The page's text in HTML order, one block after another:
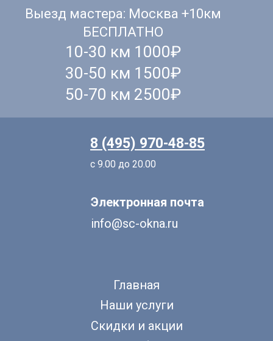
Выезд мастера: Москва +10км
БЕСПЛАТНО
10-30 км 1000₽
30-50 км 1500₽
50-70 км 2500₽
8 (495) 970-48-85
с 9.00 до 20.00
Электронная почта
info@sc-okna.ru
Главная
Наши услуги
Скидки и акции